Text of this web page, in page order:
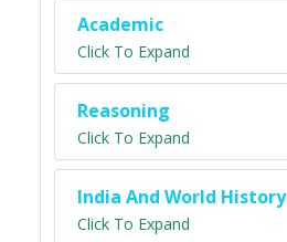
Academic
Click To Expand
Reasoning
Click To Expand
India And World History
Click To Expand